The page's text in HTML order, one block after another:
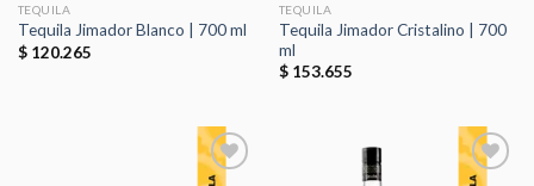
TEQUILA
Tequila Jimador Blanco | 700 ml
$120.265
TEQUILA
Tequila Jimador Cristalino | 700
ml
$153.655